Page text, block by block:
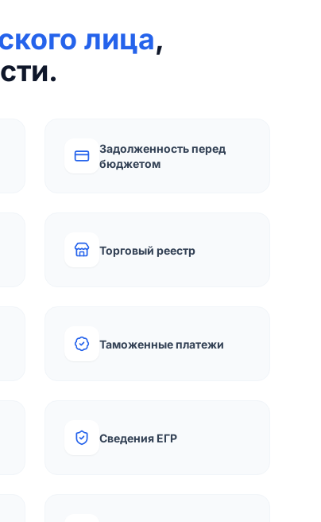
лица,
Задолженность перед
бюджетом
Торговый реестр
Таможенные платежи
Сведения ЕГР